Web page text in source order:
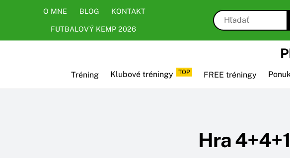
O MNE BLOG KONTAKT
FUTBALOVÝ KEMP 2026
Tréning Klubové tréningy TOP FREE tréningy
Hra